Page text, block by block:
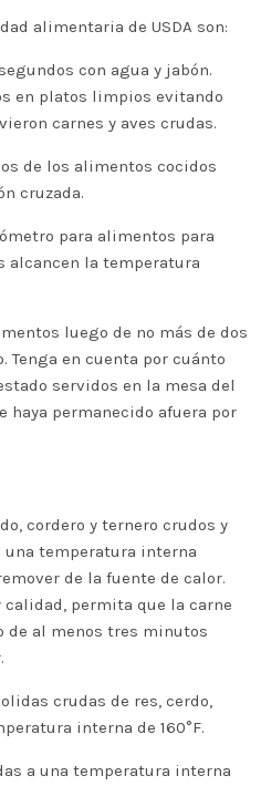
alimentaria de USDA son:
con agua y jabón.
en platos limpios evitando
carnes y aves crudas.
de los alimentos cocidos
cruzada.
para alimentos para
alcancen la temperatura
luego de no más de dos
Tenga en cuenta por cuánto
servidos en la mesa del
haya permanecido afuera por
cordero y ternero crudos y
una temperatura interna
de la fuente de calor.
calidad, permita que la carne
de al menos tres minutos
crudas de res, cerdo,
interna de 160°F.
a una temperatura interna